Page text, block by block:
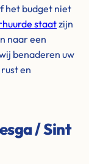
het budget niet
staatzijn
naar een
benaderen uw
en
/ Sint